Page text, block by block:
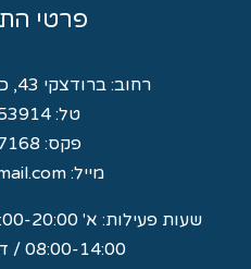
פרטי
רחוב: ברודצקי 43, כניסה א' רמת אביב.
טל:
פקס: 03-7447168
מייל:
08:00-14:00 / ד' 14:00-20:00